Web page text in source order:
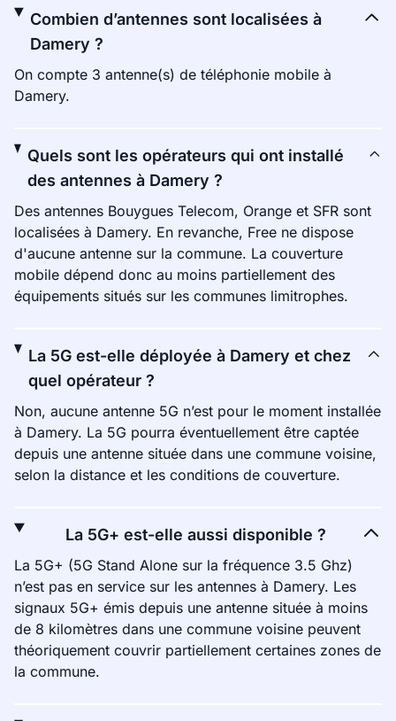
Combien d’antennes sont localisées à
Damery ?
On compte 3 antenne(s) de téléphonie mobile à
Damery.
Quels sont les opérateurs qui ont installé
des antennes à Damery ?
Des antennes Bouygues Telecom, Orange et SFR sont
localisées à Damery. En revanche, Free ne dispose
d'aucune antenne sur la commune. La couverture
mobile dépend donc au moins partiellement des
équipements situés sur les communes limitrophes.
La 5G est-elle déployée à Damery et chez
quel opérateur ?
Non, aucune antenne 5G n’est pour le moment installée
à Damery. La 5G pourra éventuellement être captée
depuis une antenne située dans une commune voisine,
selon la distance et les conditions de couverture.
La 5G+ est-elle aussi disponible ?
La 5G+ (5G Stand Alone sur la fréquence 3.5 Ghz)
n’est pas en service sur les antennes à Damery. Les
signaux 5G+ émis depuis une antenne située à moins
de 8 kilomètres dans une commune voisine peuvent
théoriquement couvrir partiellement certaines zones de
la commune.